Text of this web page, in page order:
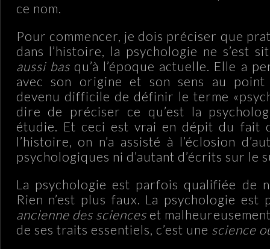
ce nom.
Pour commencer, je dois préciser que
dans l’histoire, la psychologie ne s’est
aussi basqu’à l’époque actuelle. Elle a
avec son origine et son sens au point
devenu difficile de définir le terme
dire de préciser ce qu’est la
étudie. Et ceci est vrai en dépit du fait
l’histoire, on n’a assisté à l’éclosion
psychologiques ni d’autant d’écrits sur le
La psychologie est parfois qualifiée de
Rien n’est plus faux. La psychologie
ancienne des scienceset
de ses traits essentiels, c’est une science